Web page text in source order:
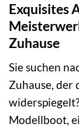
Exquisites
Zuhause
Sie suchen
Zuhause, der
Modellboot,